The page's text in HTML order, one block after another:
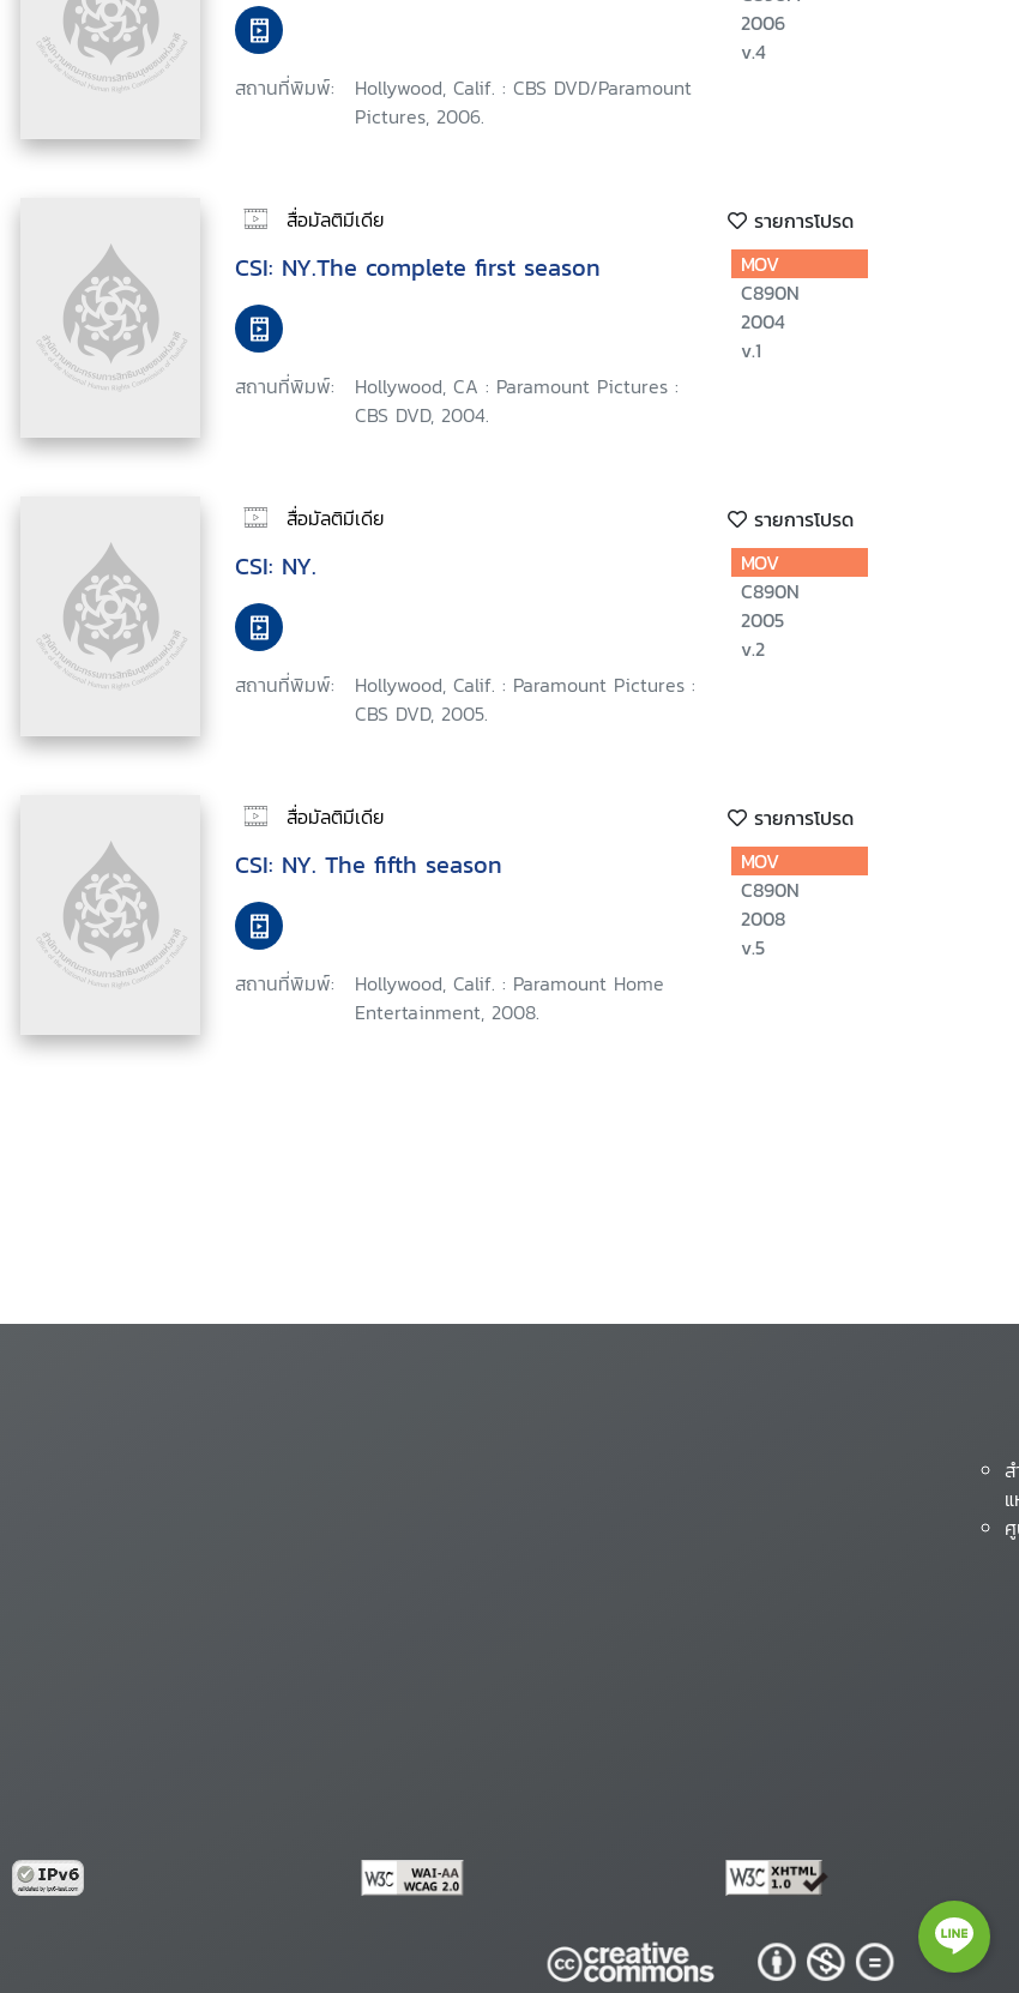
สถานที่พิมพ์:
Hollywood, Calif. : CBS DVD/Paramount
Pictures, 2006.
2006
v.4
สื่อมัลติมีเดีย รายการโปรด
CSI: NY.The complete first season
สถานที่พิมพ์:
Hollywood, CA : Paramount Pictures :
CBS DVD, 2004.
MOV
C890N
2004
v.1
สื่อมัลติมีเดีย รายการโปรด
CSI: NY.
สถานที่พิมพ์:
Hollywood, Calif. : Paramount Pictures :
CBS DVD, 2005.
MOV
C890N
2005
v.2
สื่อมัลติมีเดีย รายการโปรด
CSI: NY. The fifth season
สถานที่พิมพ์:
Hollywood, Calif. : Paramount Home
Entertainment, 2008.
MOV
C890N
2008
v.5